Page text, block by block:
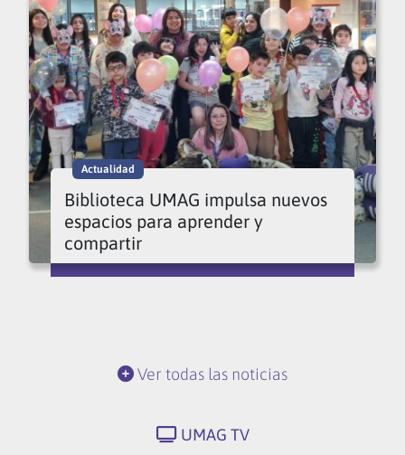
Actualidad
Biblioteca UMAG impulsa nuevos
espacios para aprender y
compartir
Ver todas las noticias
UMAG TV